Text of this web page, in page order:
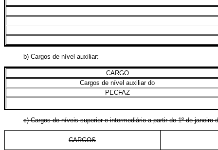
b) Cargos de nível auxiliar:
CARGO
Cargos de nível auxiliar do
PECFAZ
c) Cargos de níveis superior e intermediário a partir de 1º de
CARGOS